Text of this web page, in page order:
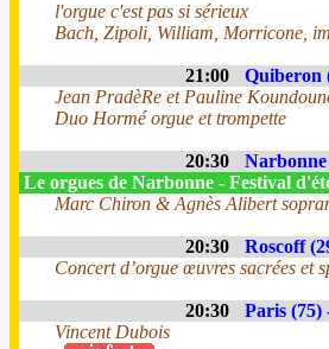
l'orgue c'est pas si sérieux
Bach, Zipoli, William, Morricone,
21:00 Quiberon
Jean PradèRe et Pauline
Duo Hormé orgue et trompette
20:30 Narbonne
Le orgues de Narbonne - Festival
Marc Chiron & Agnès Alibert
20:30
Roscoff
Concert d’orgue œuvres sacrées et
20:30 Paris (75)
Vincent Dubois